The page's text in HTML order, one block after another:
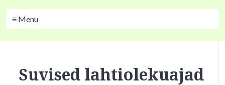
≡ Menu
Suvised lahtiolekuajad